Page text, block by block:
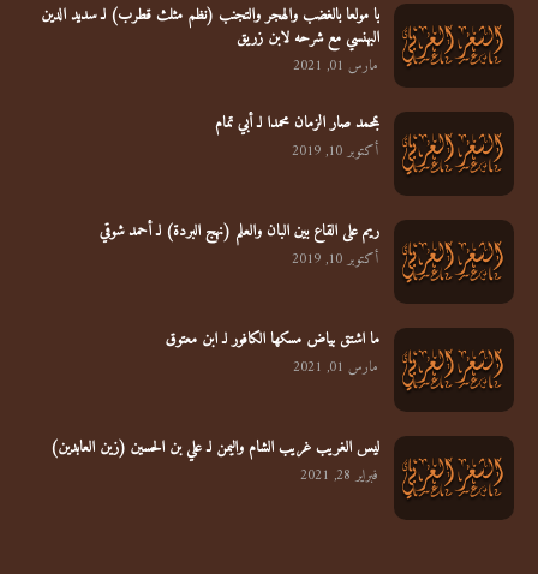
يا مولعا بالغضب والهجر والتجنب (نظم مثلث قطرب) لـ سديد الدين
البهنسي مع شرحه لابن زريق
مارس 01, 2021
بمحمد صار الزمان محمدا لـ أبي تمام
أكتوبر 10, 2019
ريم على القاع بين البان والعلم (نهج البردة) لـ أحمد شوقي
أكتوبر 10, 2019
ما اشتق بياض مسكها الكافور لـ ابن معتوق
مارس 01, 2021
ليس الغريب غريب الشام واليمن لـ علي بن الحسين (زين العابدين)
فبراير 28, 2021